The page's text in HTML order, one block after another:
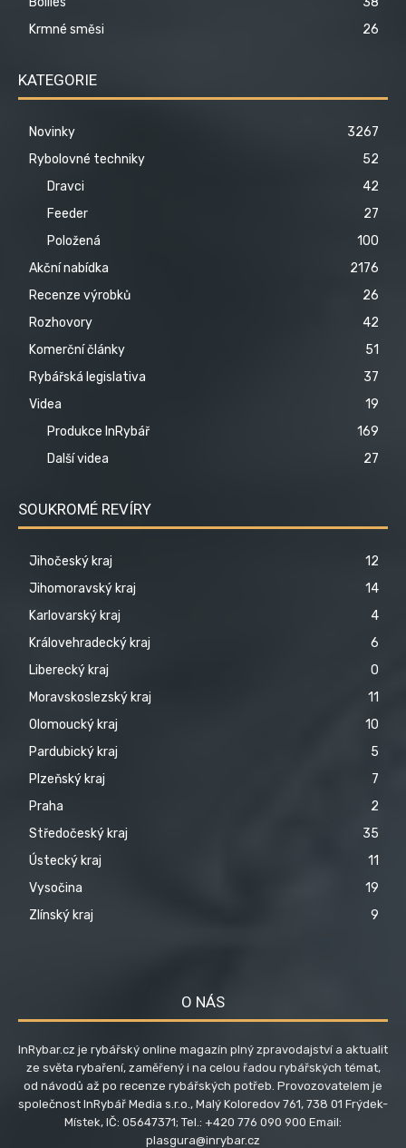
Krmné směsi
26
KATEGORIE
Novinky
3267
Rybolovné techniky
52
Dravci
42
Feeder
27
Položená
100
Akční nabídka
2176
Recenze výrobků
26
Rozhovory
42
Komerční články
51
Rybářská legislativa
37
Videa
19
Produkce InRybář
169
Další videa
27
SOUKROMÉ REVÍRY
Jihočeský kraj
12
Jihomoravský kraj
14
Karlovarský kraj
4
Královehradecký kraj
6
Liberecký kraj
0
Moravskoslezský kraj
11
Olomoucký kraj
10
Pardubický kraj
5
Plzeňský kraj
7
Praha
2
Středočeský kraj
35
Ústecký kraj
11
Vysočina
19
Zlínský kraj
9
O NÁS
InRybar.cz je rybářský online magazín plný zpravodajství a aktualit
ze světa rybaření, zaměřený i na celou řadou rybářských témat,
od návodů až po recenze rybářských potřeb. Provozovatelem je
společnost InRybář Media s.r.o., Malý Koloredov 761, 738 01 Frýdek-
Místek, IČ: 05647371; Tel.: +420 776 090 900 Email:
plasgura@inrybar.cz